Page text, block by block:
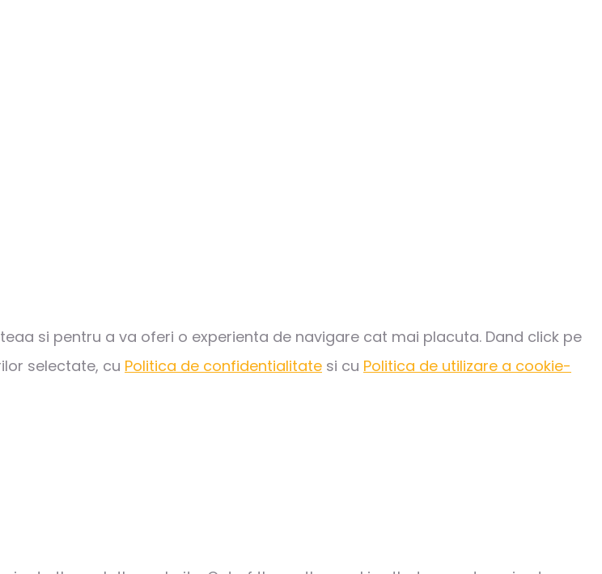
si pentru a va oferi o experienta de navigare cat mai placuta. Dand click pe
selectate, cu Politica de confidentialitate si cu Politica de utilizare a cookie-